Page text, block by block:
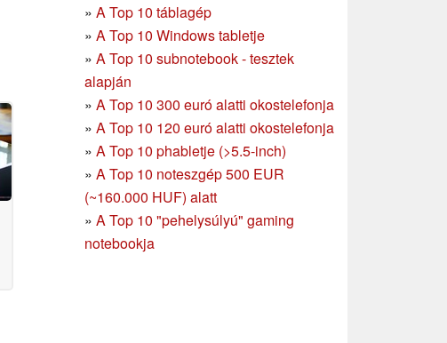
» A Top 10 táblagép
» A Top 10 Windows tabletje
» A Top 10 subnotebook - tesztek
alapján
» A Top 10 300 euró alatti okostelefonja
» A Top 10 120 euró alatti okostelefonja
» A Top 10 phabletje (>5.5-inch)
» A Top 10 noteszgép 500 EUR
(~160.000 HUF) alatt
» A Top 10 "pehelysúlyú" gaming
notebookja